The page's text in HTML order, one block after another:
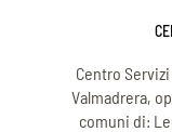
Centro
Valmadrera,
comuni di: